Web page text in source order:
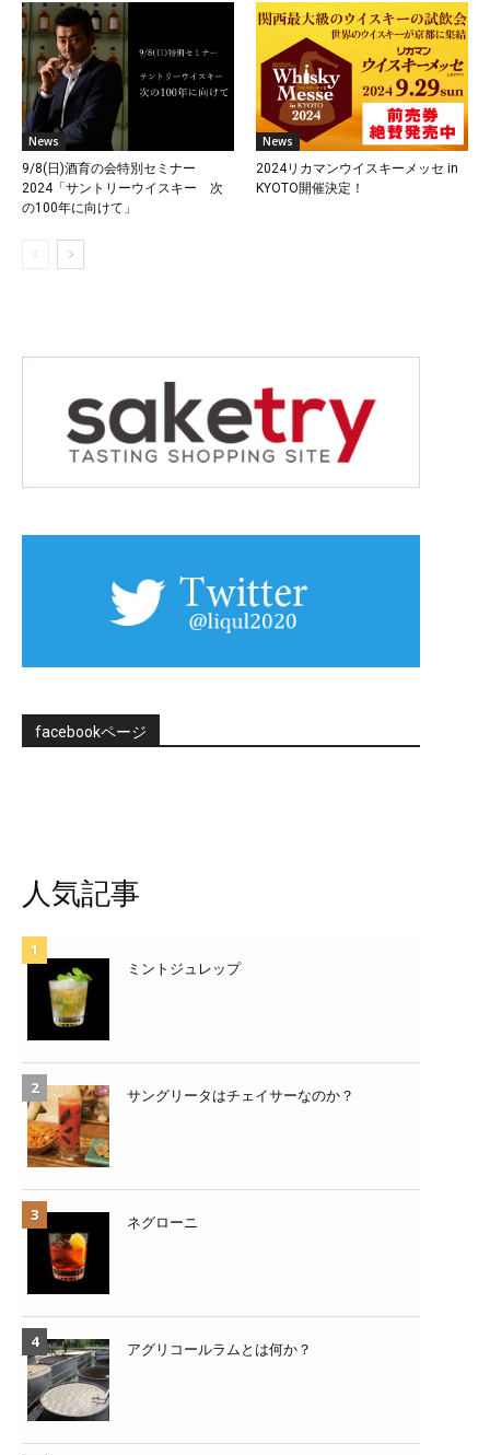
News
9/8(日)酒育の会特別セミナー
2024「サントリーウイスキー 次
の100年に向けて」
News
2024リカマンウイスキーメッセ in
KYOTO開催決定！
facebookページ
人気記事
ミントジュレップ
サングリータはチェイサーなのか？
ネグローニ
アグリコールラムとは何か？